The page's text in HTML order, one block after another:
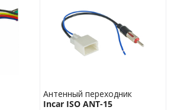
Антенный переходник
Incar ISO ANT-15